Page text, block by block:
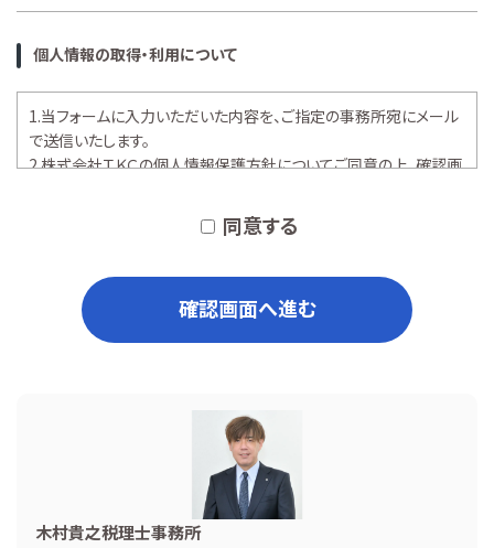
個人情報の取得・利用について
1.当フォームに入力いただいた内容を、ご指定の事務所宛にメール
で送信いたします。
2.株式会社ＴＫＣの個人情報保護方針についてご同意の上、確認画
同意する
確認画面へ進む
木村貴之税理士事務所